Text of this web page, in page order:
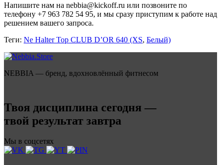
Напишите нам на nebbia@kickoff.ru или позвоните по
телефону +7 963 782 54 95, и мы сразу приступим к работе над
решением вашего запроса.
Теги: Ne Halter Top CLUB D’OR 640 (XS, Белый)
NEBBIA — бренд, вдохновлённый фитнесом
Твоя дисциплина сегодня —
твой результат завтра
Мы в соцсетях